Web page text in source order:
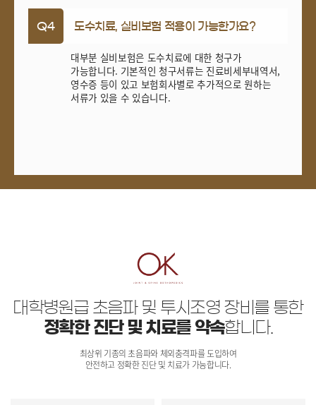
Q4 도수치료, 실비보험 적용이 가능한가요?
대부분 실비보험은 도수치료에 대한 청구가
가능합니다. 기본적인 청구서류는 진료비세부내역서,
영수증 등이 있고 보험회사별로 추가적으로 원하는
서류가 있을 수 있습니다.
대학병원급 초음파 및 투시조영 장비를 통한
정확한 진단 및 치료를 약속합니다.
최상위 기종의 초음파와 체외충격파를 도입하여
안전하고 정확한 진단 및 치료가 가능합니다.